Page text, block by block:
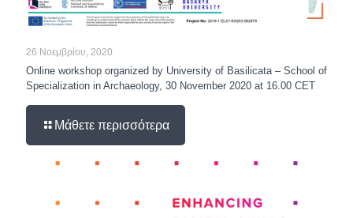
26 Νοεμβρίου, 2020
Online workshop organized by University of Basilicata – School of
Specialization in Archaeology, 30 November 2020 at 16.00 CET
Μάθετε περισσότερα